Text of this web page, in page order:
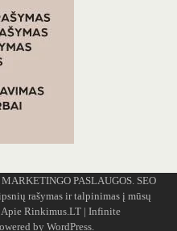
PASLAUGOS. SEO
rašymas ir talpinimas į mūsų
Apie Rinkimus.LT| Infinite
by WordPress.